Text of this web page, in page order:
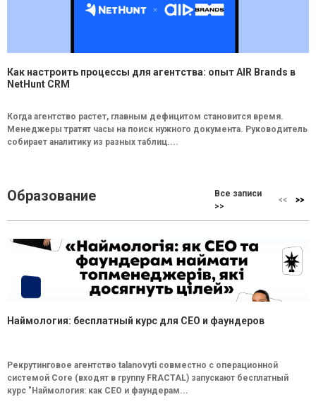
Как настроить процессы для агентства: опыт AIR Brands в
NetHunt CRM
Когда агентство растет, главным дефицитом становится время.
Менеджеры тратят часы на поиск нужного документа. Руководитель
собирает аналитику из разных таблиц....
Образование
Все записи
>>
Наймология: бесплатный курс для CEO и фаундеров
Рекрутинговое агентство talanovyti совместно с операционной
системой Core (входят в группу FRACTAL) запускают бесплатный
курс "Наймология: как СEO и фаундерам...